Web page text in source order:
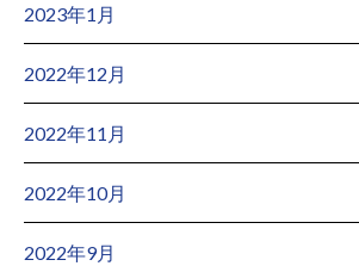
2023年1月
2022年12月
2022年11月
2022年10月
2022年9月